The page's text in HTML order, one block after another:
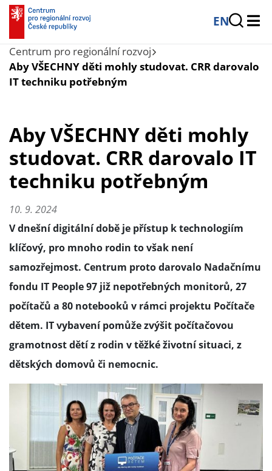
EN
Centrum pro regionální rozvoj
Aby VŠECHNY děti mohly studovat. CRR darovalo
IT techniku potřebným
Aby VŠECHNY děti mohly
studovat. CRR darovalo IT
techniku potřebným
10. 9. 2024
V dnešní digitální době je přístup k technologiím
klíčový, pro mnoho rodin to však není
samozřejmost. Centrum proto darovalo Nadačnímu
fondu IT People 97 již nepotřebných monitorů, 27
počítačů a 80 notebooků v rámci projektu Počítače
dětem. IT vybavení pomůže zvýšit počítačovou
gramotnost dětí z rodin v těžké životní situaci, z
dětských domovů či nemocnic.